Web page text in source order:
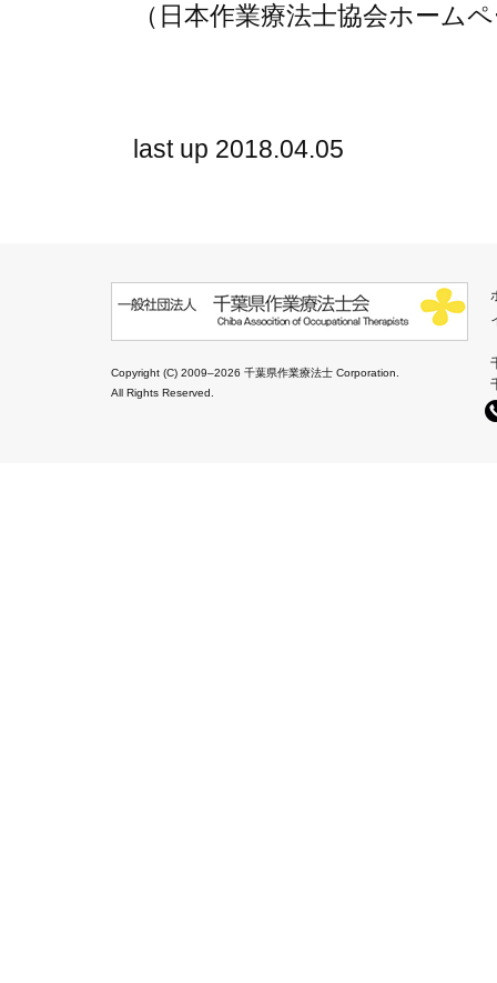
（日本作業療法士協会ホーム
last up 2018.04.05
Copyright (C) 2009–2026 千葉県作業療法士 Corporation.
All Rights Reserved.